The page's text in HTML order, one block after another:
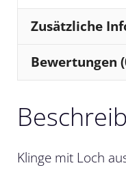
Zusätzliche
Bewertungen
Klinge mit Loch